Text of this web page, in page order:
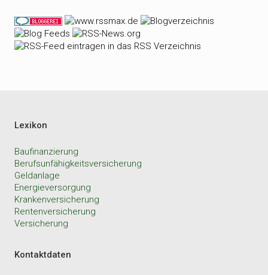
Lexikon
Baufinanzierung
Berufsunfähigkeitsversicherung
Geldanlage
Energieversorgung
Krankenversicherung
Rentenversicherung
Versicherung
Kontaktdaten